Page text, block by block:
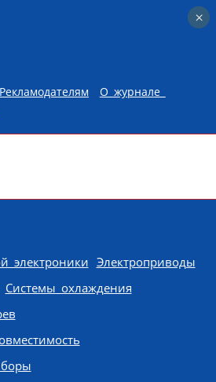
Рекламодателям
О журнале
электроники Электроприводы
Системы охлаждения
×
×